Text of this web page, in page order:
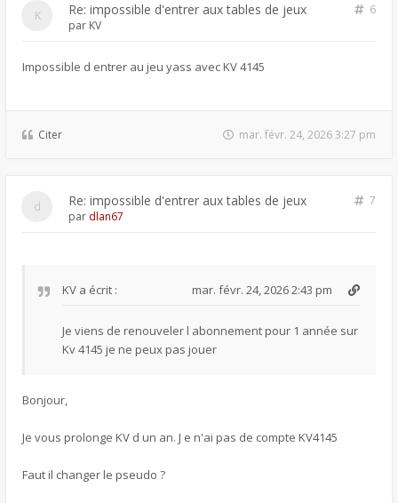
Re: impossible d'entrer aux tables de jeux
6
par KV
Impossible d entrer au jeu yass avec KV 4145
Citer mar. févr. 24, 2026 3:27 pm
Re: impossible d'entrer aux tables de jeux
7
par dlan67
KV a écrit : mar. févr. 24, 2026 2:43 pm
Je viens de renouveler l abonnement pour 1 année sur
Kv 4145 je ne peux pas jouer
Bonjour,
Je vous prolonge KV d un an. J e n'ai pas de compte KV4145
Faut il changer le pseudo ?